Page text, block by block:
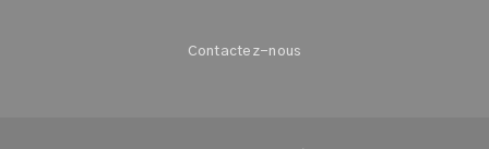
Contactez-nous